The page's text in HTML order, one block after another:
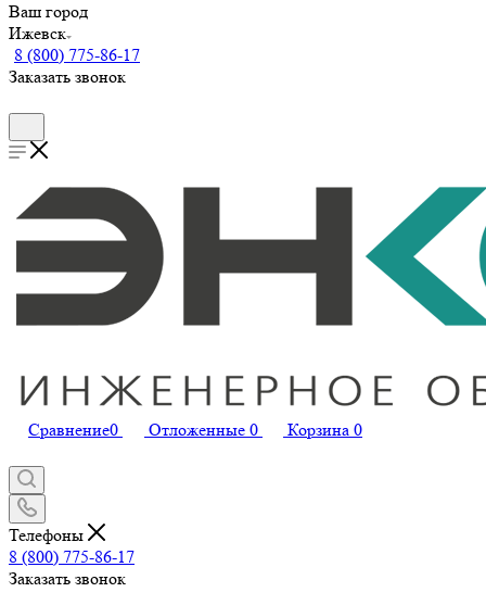
Ваш город
Ижевск
8 (800) 775-86-17
Заказать звонок
Сравнение0 Отложенные 0 Корзина 0
Телефоны
8 (800) 775-86-17
Заказать звонок